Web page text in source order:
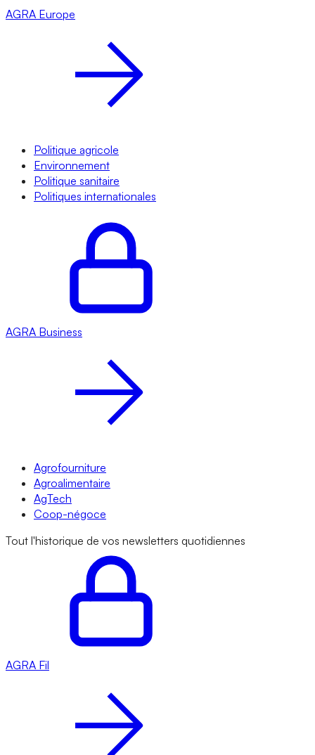
AGRA Europe
Politique agricole
Environnement
Politique sanitaire
Politiques internationales
AGRA Business
Agrofourniture
Agroalimentaire
AgTech
Coop-négoce
Tout l'historique de vos newsletters quotidiennes
AGRA Fil